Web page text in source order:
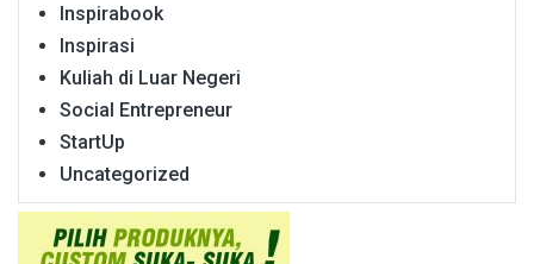
Inspirabook
Inspirasi
Kuliah di Luar Negeri
Social Entrepreneur
StartUp
Uncategorized